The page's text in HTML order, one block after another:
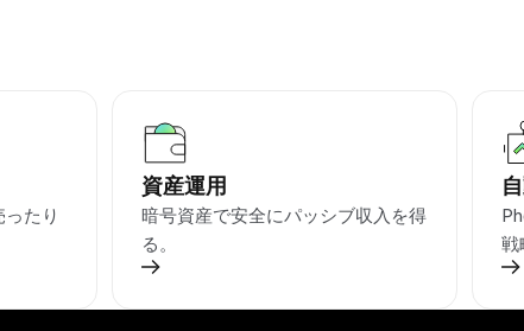
たり
資産運用
暗号資産で安全にパッシブ収入を得
る。
戦